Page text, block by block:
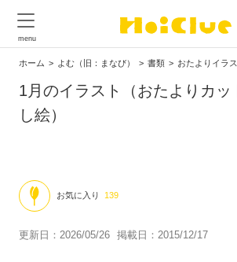
ホーム よむ（旧：まなび） 書類 おたよりイラ
1月のイラスト（おたよりカッ
し絵）
お気に入り 139
更新日：2026/05/26 掲載日：2015/12/17